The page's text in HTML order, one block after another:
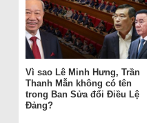
Vì sao Lê Minh Hưng, Trần
Thanh Mẫn không có tên
trong Ban Sửa đổi Điều Lệ
Đảng?